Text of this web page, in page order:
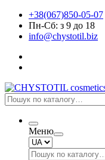
+38(067)850-05-07
Пн-Сб: з 9 до 18
info@chystotil.biz
Меню